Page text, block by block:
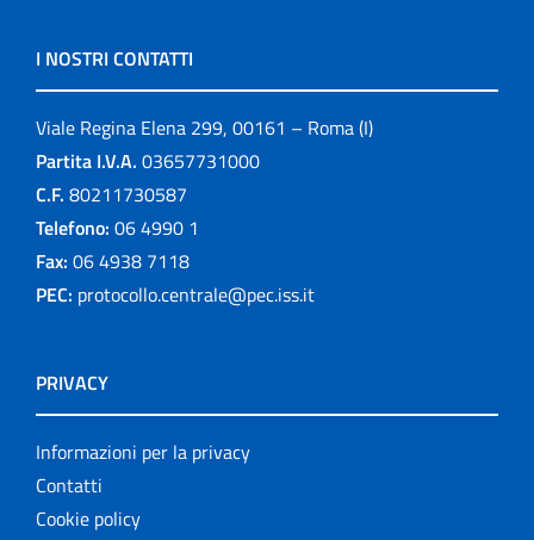
I NOSTRI CONTATTI
Viale Regina Elena 299, 00161 – Roma (I)
Partita I.V.A. 03657731000
C.F. 80211730587
Telefono: 06 4990 1
Fax: 06 4938 7118
PEC: protocollo.centrale@pec.iss.it
PRIVACY
Informazioni per la privacy
Contatti
Cookie policy